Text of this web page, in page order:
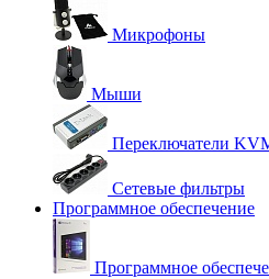
Микрофоны
Мыши
Переключатели
Сетевые фильтры
Программное обеспечение
Программное